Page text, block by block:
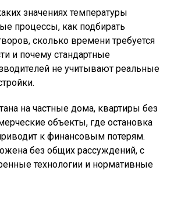
значениях температуры
процессы, как подбирать
сколько времени требуется
и почему стандартные
не учитывают реальные
на частные дома, квартиры без
объекты, где остановка
к финансовым потерям.
без общих рассуждений, с
технологии и нормативные